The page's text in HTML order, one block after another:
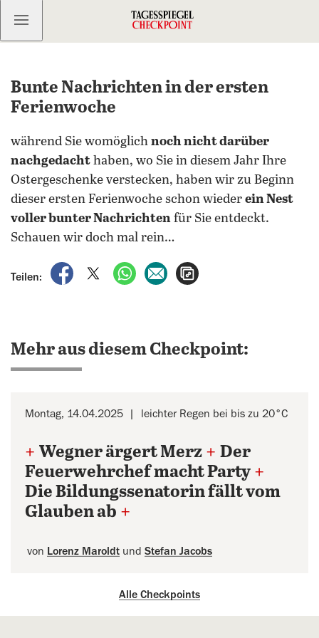
Kostenlos anmelden
Bunte Nachrichten in der ersten
Ferienwoche
während Sie womöglich noch nicht darüber
nachgedacht haben, wo Sie in diesem Jahr Ihre
Ostergeschenke verstecken, haben wir zu Beginn
dieser ersten Ferienwoche schon wieder ein Nest
voller bunter Nachrichten für Sie entdeckt.
Schauen wir doch mal rein…
Teilen:
auf Facebook teilen
auf X teilenper WhatsApp teilen
per E-Mail teilen
Mehr aus diesem Checkpoint:
Montag, 14.04.2025 leichter Regen bei bis zu 20°C
+ Wegner ärgert Merz + Der
Feuerwehrchef macht Party +
Die Bildungssenatorin fällt vom
Glauben ab +
von Lorenz Maroldt und Stefan Jacobs
Alle Checkpoints